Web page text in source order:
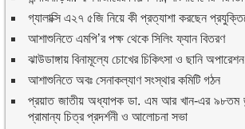
গ্যালাক্সি এ২৭ ৫জি নিয়ে কী প্রত্যাশা করছেন
আশাশুনিতে এমপি’র পক্ষ থেকে সিলিং ফ্যান বিতরণ
ঝাউডাঙ্গায় বিনামূল্যে চোখের চিকিৎসা ও ছানি
আশাশুনিতে অবঃ সেনাকল্যাণ সংস্থার কমিটি গঠন
প্রয়াত জাতীয় অধ্যাপক ডা. এম আর খান-এর ৯৮তম
প্রামান্য চিত্র প্রদর্শনী ও আলোচনা সভা